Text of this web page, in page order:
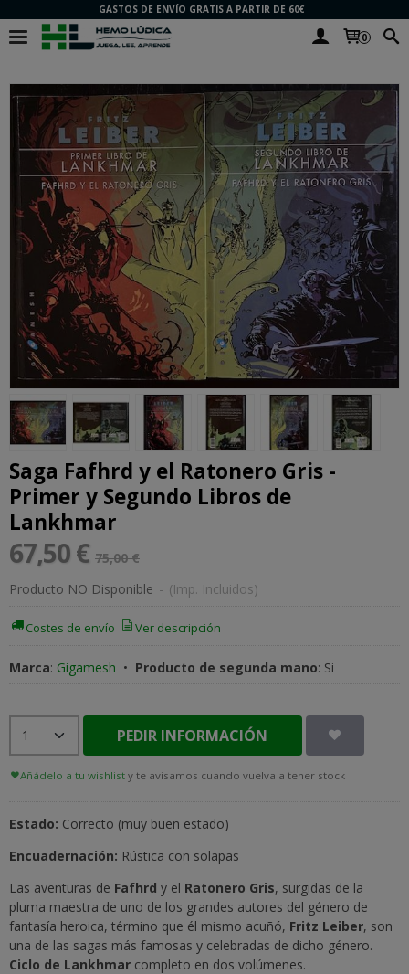
GASTOS DE ENVÍO GRATIS A PARTIR DE 60€
0
Saga Fafhrd y el Ratonero Gris -
Primer y Segundo Libros de
Lankhmar
67,50 € 75,00 €
Producto NO Disponible - (Imp. Incluidos)
Costes de envío Ver descripción
Marca: Gigamesh • Producto de segunda mano: Si
PEDIR INFORMACIÓN
Añádelo a tu wishlist y te avisamos cuando vuelva a tener stock
Estado: Correcto (muy buen estado)
Encuadernación: Rústica con solapas
Las aventuras de Fafhrd y el Ratonero Gris, surgidas de la
pluma maestra de uno de los grandes autores del género de
fantasía heroica, término que él mismo acuñó, Fritz Leiber, son
una de las sagas más famosas y celebradas de dicho género.
Ciclo de Lankhmar completo en dos volúmenes.